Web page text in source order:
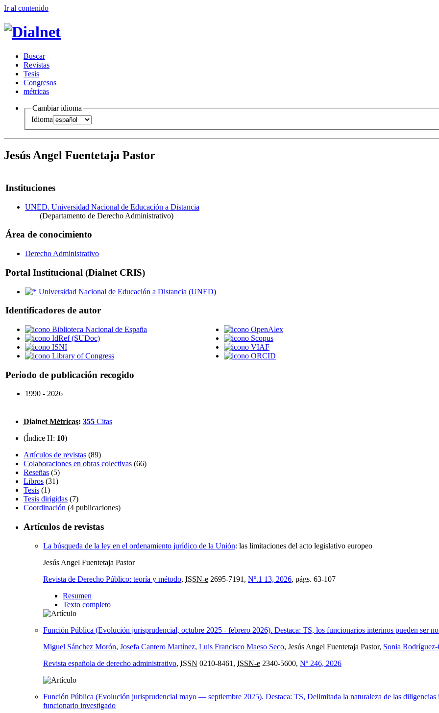
Ir al contenido
Buscar
Revistas
Tesis
Congresos
métricas
Cambiar idioma
Idioma
Jesús Angel Fuentetaja Pastor
Instituciones
UNED. Universidad Nacional de Educación a Distancia
(Departamento de Derecho Administrativo)
Área de conocimiento
Derecho Administrativo
Portal Institucional (Dialnet CRIS)
Universidad Nacional de Educación a Distancia (UNED)
Identificadores de autor
Biblioteca Nacional de España
IdRef (SUDoc)
ISNI
Library of Congress
OpenAlex
Scopus
VIAF
ORCID
Periodo de publicación recogido
1990 - 2026
Dialnet Métricas: 355 Citas
(Índice H: 10)
Artículos de revistas (89)
Colaboraciones en obras colectivas (66)
Reseñas (5)
Libros (31)
Tesis (1)
Tesis dirigidas (7)
Coordinación (4 publicaciones)
Artículos de revistas
La búsqueda de la ley en el ordenamiento jurídico de la Unión: las limitaciones del acto legislativo europeo
Jesús Angel Fuentetaja Pastor
Revista de Derecho Público: teoría y método, ISSN-e 2695-7191, Nº.1 13, 2026, págs. 63-107
Resumen
Texto completo
Función Pública (Evolución jurisprudencial, octubre 2025 - febrero 2026). Destaca: TS, los funcionarios interinos pueden ser
Miguel Sánchez Morón, Josefa Cantero Martínez, Luis Francisco Maeso Seco, Jesús Angel Fuentetaja Pastor, Sonia
Revista española de derecho administrativo, ISSN 0210-8461, ISSN-e 2340-5600, Nº 246, 2026
Función Pública (Evolución jurisprudencial mayo — septiembre 2025). Destaca: TS, Delimitada la naturaleza de las
funcionario investigado